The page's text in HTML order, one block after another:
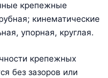
крепежные
кинематические
упорная, круглая.
крепежных
без зазоров или